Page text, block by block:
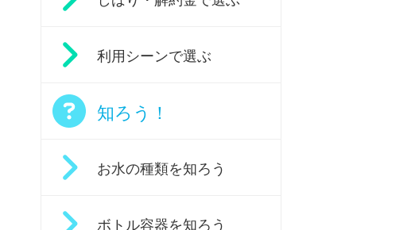
利用シーンで選ぶ
知ろう！
お水の種類を知ろう
ボトル容器を知ろう